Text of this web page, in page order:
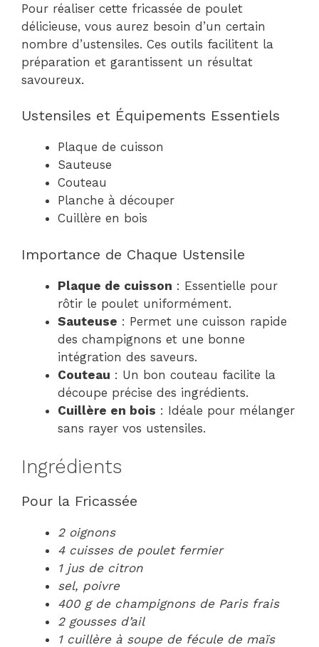
Pour réaliser cette fricassée de poulet
délicieuse, vous aurez besoin d’un certain
nombre d’ustensiles. Ces outils facilitent la
préparation et garantissent un résultat
savoureux.
Ustensiles et Équipements Essentiels
Plaque de cuisson
Sauteuse
Couteau
Planche à découper
Cuillère en bois
Importance de Chaque Ustensile
Plaque de cuisson : Essentielle pour
rôtir le poulet uniformément.
Sauteuse : Permet une cuisson rapide
des champignons et une bonne
intégration des saveurs.
Couteau : Un bon couteau facilite la
découpe précise des ingrédients.
Cuillère en bois : Idéale pour mélanger
sans rayer vos ustensiles.
Ingrédients
Pour la Fricassée
2 oignons
4 cuisses de poulet fermier
1 jus de citron
sel, poivre
400 g de champignons de Paris frais
2 gousses d’ail
1 cuillère à soupe de fécule de maïs